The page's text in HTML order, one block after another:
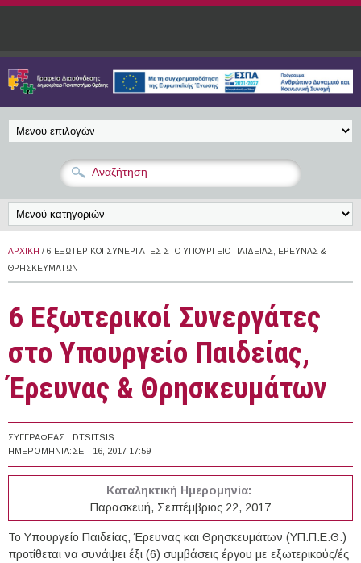
Παράκαμψη προς το κυρίως περιεχόμενο
ΑΡΧΙΚΉ / 6 ΕΞΩΤΕΡΙΚΟΊ ΣΥΝΕΡΓΆΤΕΣ ΣΤΟ ΥΠΟΥΡΓΕΊΟ ΠΑΙΔΕΊΑΣ, ΈΡΕΥΝΑΣ &
ΘΡΗΣΚΕΥΜΆΤΩΝ
6 Εξωτερικοί Συνεργάτες
στο Υπουργείο Παιδείας,
Έρευνας & Θρησκευμάτων
ΣΥΓΓΡΑΦΈΑΣ:
DTSITSIS
ΗΜΕΡΟΜΗΝΊΑ: ΣΕΠ 16, 2017 17:59
Καταληκτική Ημερομηνία:
Παρασκευή, Σεπτέμβριος 22, 2017
Το Υπουργείο Παιδείας, Έρευνας και Θρησκευμάτων (ΥΠ.Π.Ε.Θ.)
προτίθεται να συνάψει έξι (6) συμβάσεις έργου με εξωτερικούς/ές